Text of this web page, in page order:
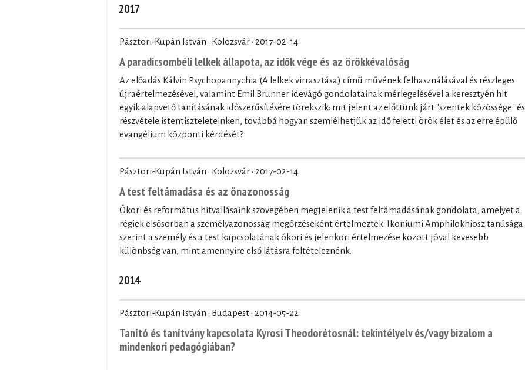
2017
Pásztori-Kupán István · Kolozsvár · 2017-02-14
A paradicsombéli lelkek állapota, az idők vége és az örökkévalóság
Az előadás Kálvin Psychopannychia (A lelkek virrasztása) című művének felhasználásával és részleges
újraértelmezésével, valamint Emil Brunner idevágó gondolatainak mérlegelésével a keresztyén hit
egyik alapvető tanításának időszerűsítésére törekszik: mit jelent az előttünk járt "szentek közössége" és
részvétele istentiszteleteinken, továbbá hogyan szemlélhetjük az idő feletti örök élet és az erre épülő
evangélium központi kérdését?
Pásztori-Kupán István · Kolozsvár · 2017-02-14
A test feltámadása és az önazonosság
Ókori és református hitvallásaink szövegében megjelenik a test feltámadásának gondolata, amelyet a
régiek elsősorban a személyazonosság megőrzéseként értelmeztek. Ikoniumi Amphilokhiosz tanúsága
szerint a személy és a test kapcsolatának ókori és jelenkori értelmezése között jóval kevesebb
különbség van, mint amennyire első látásra feltételeznénk.
2014
Pásztori-Kupán István · Budapest · 2014-05-22
Tanító és tanítvány kapcsolata Kyrosi Theodorétosnál: tekintélyelv és/vagy bizalom a
mindenkori pedagógiában?